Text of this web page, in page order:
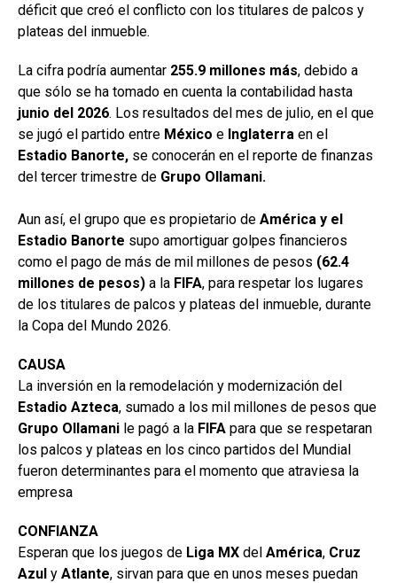
déficit que creó el conflicto con los titulares de palcos y
plateas del inmueble.
La cifra podría aumentar 255.9 millones más, debido a
que sólo se ha tomado en cuenta la contabilidad hasta
junio del 2026. Los resultados del mes de julio, en el que
se jugó el partido entre México e Inglaterra en el
Estadio Banorte, se conocerán en el reporte de finanzas
del tercer trimestre de Grupo Ollamani.
Aun así, el grupo que es propietario de América y el
Estadio Banorte supo amortiguar golpes financieros
como el pago de más de mil millones de pesos (62.4
millones de pesos) a la FIFA, para respetar los lugares
de los titulares de palcos y plateas del inmueble, durante
la Copa del Mundo 2026.
CAUSA
La inversión en la remodelación y modernización del
Estadio Azteca, sumado a los mil millones de pesos que
Grupo Ollamani le pagó a la FIFA para que se respetaran
los palcos y plateas en los cinco partidos del Mundial
fueron determinantes para el momento que atraviesa la
empresa
CONFIANZA
Esperan que los juegos de Liga MX del América, Cruz
Azul y Atlante, sirvan para que en unos meses puedan